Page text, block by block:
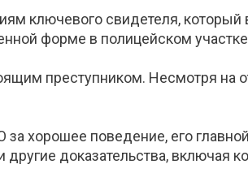
ключевого свидетеля,
форме в полицейском
преступником. Несмотря на
хорошее поведение, его
доказательства, включая